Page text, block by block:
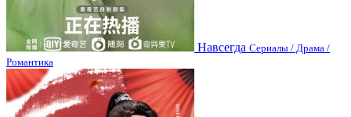
Навсегда Сериалы / Драма /
Романтика